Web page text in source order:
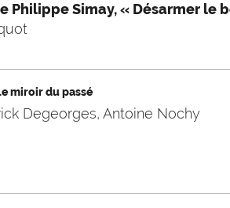
Philippe Simay, « Désarmer le
miroir du passé
Degeorges, Antoine Nochy